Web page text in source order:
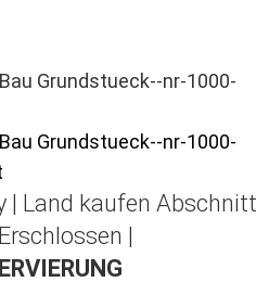
| Land kaufen Abschnitt
|